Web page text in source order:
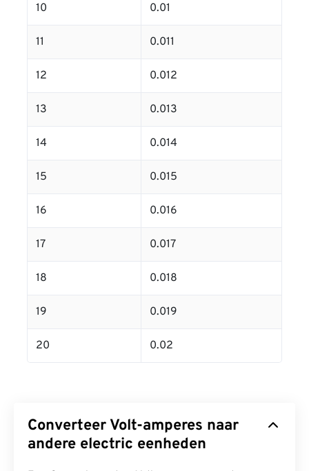
10 0.01
11 0.011
12 0.012
13 0.013
14 0.014
15 0.015
16 0.016
17 0.017
18 0.018
19 0.019
20 0.02
Converteer Volt-amperes naar
andere electric eenheden